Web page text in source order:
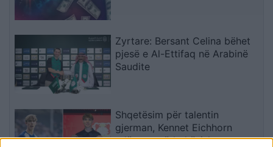
Zyrtare: Bersant Celina bëhet
pjesë e Al-Ettifaq në Arabinë
Saudite
Shqetësim për talentin
gjerman, Kennet Eichhorn
ndërpret përkohësisht